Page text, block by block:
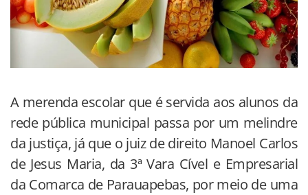
A merenda escolar que é servida aos alunos da
rede pública municipal passa por um melindre
da justiça, já que o juiz de direito Manoel Carlos
de Jesus Maria, da 3ª Vara Cível e Empresarial
da Comarca de Parauapebas, por meio de uma